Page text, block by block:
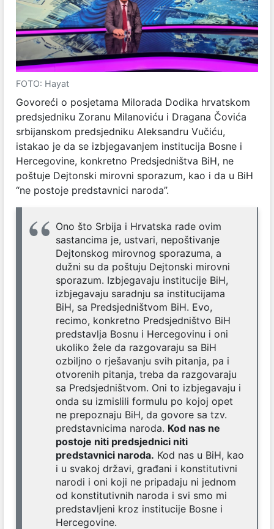
FOTO: Hayat
Govoreći o posjetama Milorada Dodika hrvatskom
predsjedniku Zoranu Milanoviću i Dragana Čovića
srbijanskom predsjedniku Aleksandru Vučiću,
istakao je da se izbjegavanjem institucija Bosne i
Hercegovine, konkretno Predsjedništva BiH, ne
poštuje Dejtonski mirovni sporazum, kao i da u BiH
“ne postoje predstavnici naroda”.
Ono što Srbija i Hrvatska rade ovim
sastancima je, ustvari, nepoštivanje
Dejtonskog mirovnog sporazuma, a
dužni su da poštuju Dejtonski mirovni
sporazum. Izbjegavaju institucije BiH,
izbjegavaju saradnju sa institucijama
BiH, sa Predsjedništvom BiH. Evo,
recimo, konkretno Predsjedništvo BiH
predstavlja Bosnu i Hercegovinu i oni
ukoliko žele da razgovaraju sa BiH
ozbiljno o rješavanju svih pitanja, pa i
otvorenih pitanja, treba da razgovaraju
sa Predsjedništvom. Oni to izbjegavaju i
onda su izmislili formulu po kojoj opet
ne prepoznaju BiH, da govore sa tzv.
predstavnicima naroda. Kod nas ne
postoje niti predsjednici niti
predstavnici naroda. Kod nas u BiH, kao
i u svakoj državi, građani i konstitutivni
narodi i oni koji ne pripadaju ni jednom
od konstitutivnih naroda i svi smo mi
predstavljeni kroz institucije Bosne i
Hercegovine.